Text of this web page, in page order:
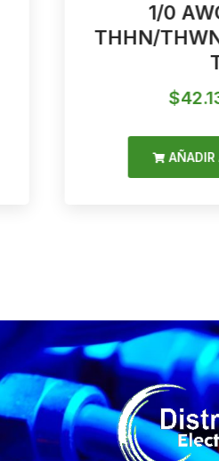
1/0
THHN/
$
AÑADIR